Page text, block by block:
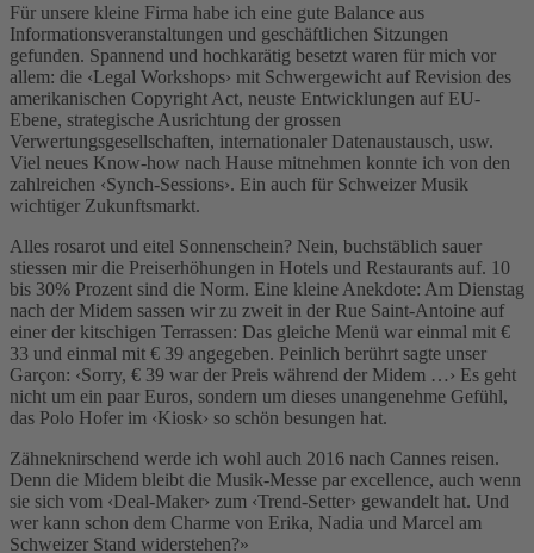
Für unsere kleine Firma habe ich eine gute Balance aus
Informationsveranstaltungen und geschäftlichen Sitzungen
gefunden. Spannend und hochkarätig besetzt waren für mich vor
allem: die ‹Legal Workshops› mit Schwergewicht auf Revision des
amerikanischen Copyright Act, neuste Entwicklungen auf EU-
Ebene, strategische Ausrichtung der grossen
Verwertungsgesellschaften, internationaler Datenaustausch, usw.
Viel neues Know-how nach Hause mitnehmen konnte ich von den
zahlreichen ‹Synch-Sessions›. Ein auch für Schweizer Musik
wichtiger Zukunftsmarkt.
Alles rosarot und eitel Sonnenschein? Nein, buchstäblich sauer
stiessen mir die Preiserhöhungen in Hotels und Restaurants auf. 10
bis 30% Prozent sind die Norm. Eine kleine Anekdote: Am Dienstag
nach der Midem sassen wir zu zweit in der Rue Saint-Antoine auf
einer der kitschigen Terrassen: Das gleiche Menü war einmal mit €
33 und einmal mit € 39 angegeben. Peinlich berührt sagte unser
Garçon: ‹Sorry, € 39 war der Preis während der Midem …› Es geht
nicht um ein paar Euros, sondern um dieses unangenehme Gefühl,
das Polo Hofer im ‹Kiosk› so schön besungen hat.
Zähneknirschend werde ich wohl auch 2016 nach Cannes reisen.
Denn die Midem bleibt die Musik-Messe par excellence, auch wenn
sie sich vom ‹Deal-Maker› zum ‹Trend-Setter› gewandelt hat. Und
wer kann schon dem Charme von Erika, Nadia und Marcel am
Schweizer Stand widerstehen?»